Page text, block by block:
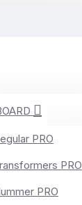
PRO
PRO
PRO